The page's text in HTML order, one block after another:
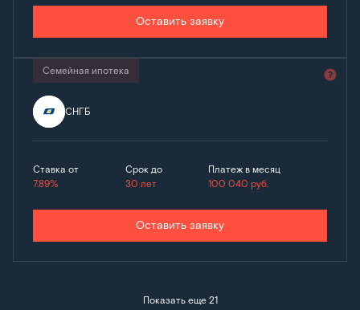
Оставить заявку
Семейная ипотека
СНГБ
Ставка от
7.89%
Срок до
30 лет
Платеж в месяц
100 040руб.
Оставить заявку
Показать еще 21